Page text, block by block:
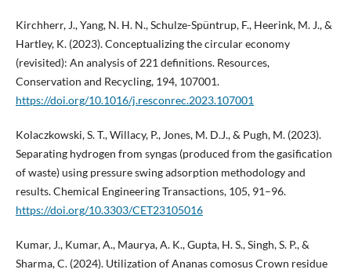
Kirchherr, J., Yang, N. H. N., Schulze-Spüntrup, F., Heerink, M. J., &
Hartley, K. (2023). Conceptualizing the circular economy
(revisited): An analysis of 221 definitions. Resources,
Conservation and Recycling, 194, 107001.
https://doi.org/10.1016/j.resconrec.2023.107001
Kolaczkowski, S. T., Willacy, P., Jones, M. D.J., & Pugh, M. (2023).
Separating hydrogen from syngas (produced from the gasification
of waste) using pressure swing adsorption methodology and
results. Chemical Engineering Transactions, 105, 91–96.
https://doi.org/10.3303/CET23105016
Kumar, J., Kumar, A., Maurya, A. K., Gupta, H. S., Singh, S. P., &
Sharma, C. (2024). Utilization of Ananas comosus Crown residue